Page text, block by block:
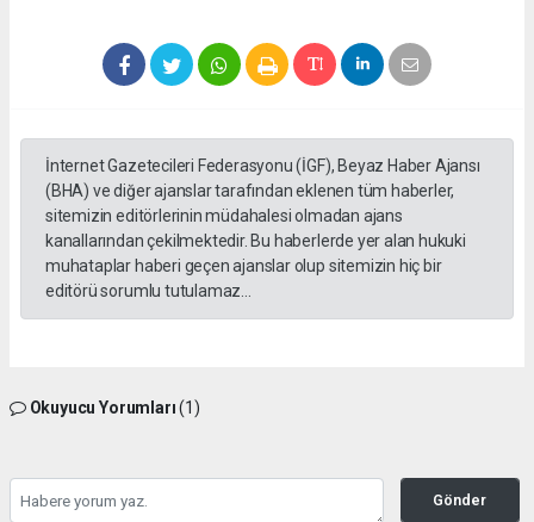
İnternet Gazetecileri Federasyonu (İGF), Beyaz Haber Ajansı
(BHA) ve diğer ajanslar tarafından eklenen tüm haberler,
sitemizin editörlerinin müdahalesi olmadan ajans
kanallarından çekilmektedir. Bu haberlerde yer alan hukuki
muhataplar haberi geçen ajanslar olup sitemizin hiç bir
editörü sorumlu tutulamaz...
Okuyucu Yorumları(1)
Gönder